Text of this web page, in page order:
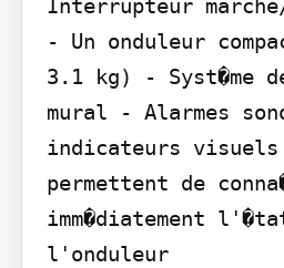
Interrupteur
- Un onduleur
3.1 kg) - Syst�me
mural - Alarmes
indicateurs visuels
permettent de
imm�diatement
l'onduleur